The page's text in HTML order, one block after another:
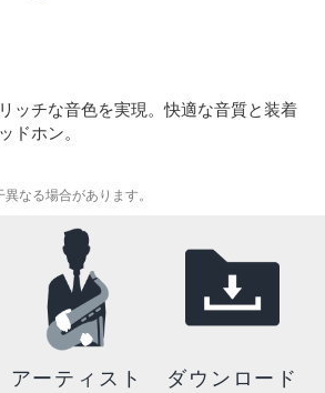
ッチな音色を実現。快適な音質と装着
ドホン。
なる場合があります。
アーティスト ダウンロード